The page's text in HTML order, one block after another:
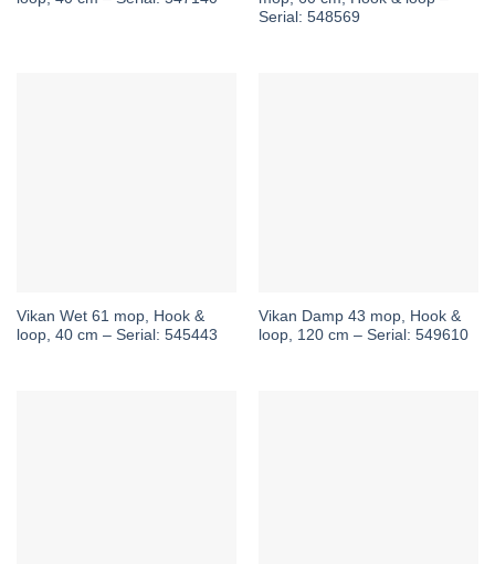
Serial: 548569
Vikan Wet 61 mop, Hook &
loop, 40 cm – Serial: 545443
Vikan Damp 43 mop, Hook &
loop, 120 cm – Serial: 549610